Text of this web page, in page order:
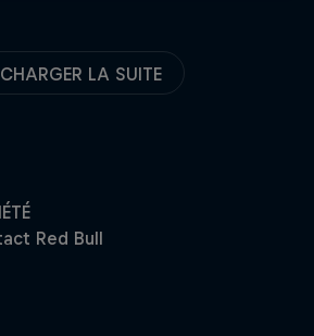
CHARGER LA SUITE